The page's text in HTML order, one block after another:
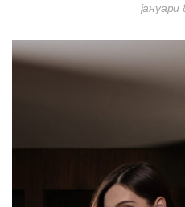
јануари